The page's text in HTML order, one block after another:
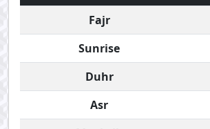
Fajr
Sunrise
Duhr
Asr